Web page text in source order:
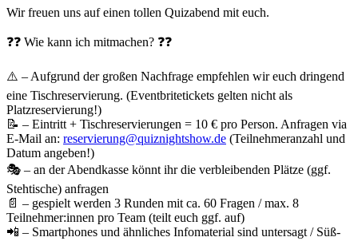
Wir freuen uns auf einen tollen Quizabend mit euch.
❓❓ Wie kann ich mitmachen? ❓❓
⚠️ – Aufgrund der großen Nachfrage empfehlen wir euch dringend
eine Tischreservierung. (Eventbritetickets gelten nicht als
Platzreservierung!)
📝 – Eintritt + Tischreservierungen = 10 € pro Person. Anfragen via
E-Mail an: reservierung@quiznightshow.de (Teilnehmeranzahl und
Datum angeben!)
🎭 – an der Abendkasse könnt ihr die verbleibenden Plätze (ggf.
Stehtische) anfragen
📄 – gespielt werden 3 Runden mit ca. 60 Fragen / max. 8
Teilnehmer:innen pro Team (teilt euch ggf. auf)
📲 – Smartphones und ähnliches Infomaterial sind untersagt / Süß-